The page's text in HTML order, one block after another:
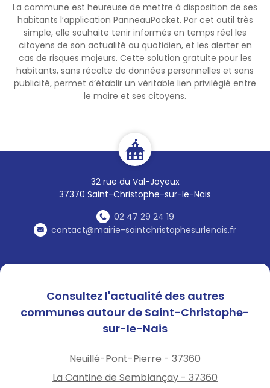
La commune est heureuse de mettre à disposition de ses
habitants l’application PanneauPocket. Par cet outil très
simple, elle souhaite tenir informés en temps réel les
citoyens de son actualité au quotidien, et les alerter en
cas de risques majeurs. Cette solution gratuite pour les
habitants, sans récolte de données personnelles et sans
publicité, permet d’établir un véritable lien privilégié entre
le maire et ses citoyens.
32 rue du Val-Joyeux
37370 Saint-Christophe-sur-le-Nais
02 47 29 24 19
contact@mairie-saintchristophesurlenais.fr
Consultez l'actualité des autres
communes autour de Saint-Christophe-
sur-le-Nais
Neuillé-Pont-Pierre - 37360
La Cantine de Semblançay - 37360